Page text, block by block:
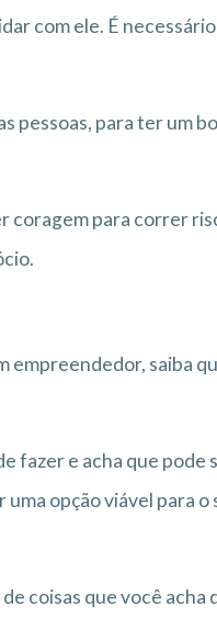
com ele. É
pessoas, para ter um
coragem para correr
saiba
fazer e acha que
opção viável para o
coisas que você